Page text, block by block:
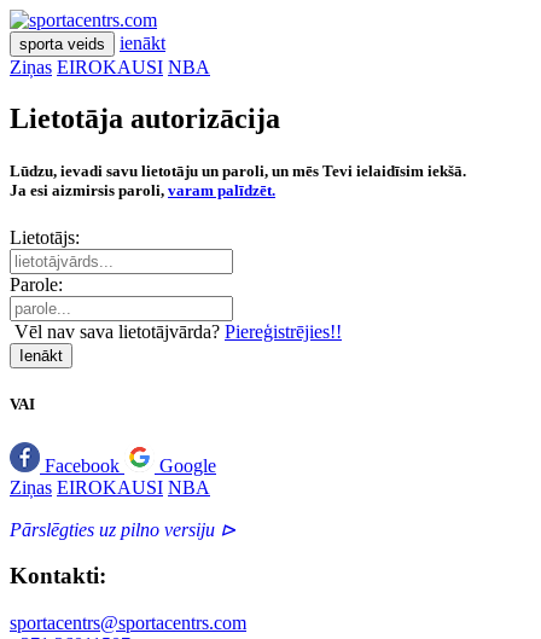
sporta veids
ienākt
Ziņas EIROKAUSI NBA
Lietotāja autorizācija
Lūdzu, ievadi savu lietotāju un paroli, un mēs Tevi ielaidīsim iekšā.
Ja esi aizmirsis paroli, varam palīdzēt.
Lietotājs:
Parole:
Vēl nav sava lietotājvārda? Piereģistrējies!!
Ienākt
VAI
Facebook
Google
Ziņas EIROKAUSI NBA
Pārslēgties uz pilno versiju ⊳
Kontakti:
sportacentrs@sportacentrs.com